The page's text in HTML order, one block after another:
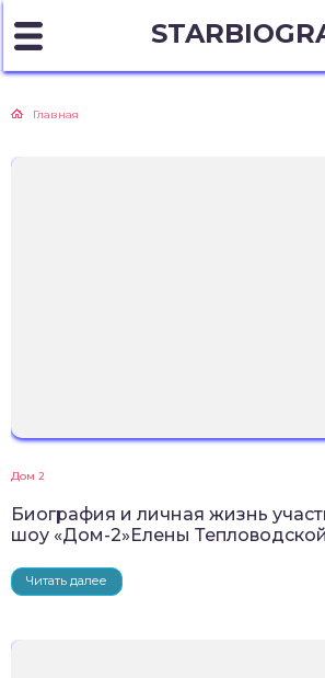
Главная
Дом 2
Биография и личная жизнь
шоу «Дом-2»Елены Тепловодской
Читать далее